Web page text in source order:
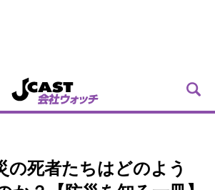
の死者たちはどのよう